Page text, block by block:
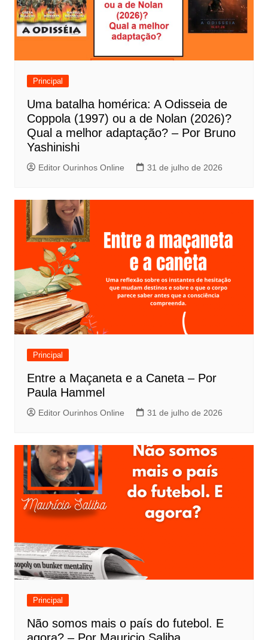
ã
o
d
Principal
Uma batalha homérica: A Odisseia de
Coppola (1997) ou a de Nolan (2026)?
Qual a melhor adaptação? – Por Bruno
Yashinishi
Editor Ourinhos Online 31 de julho de 2026
Principal
Entre a Maçaneta e a Caneta – Por
Paula Hammel
Editor Ourinhos Online 31 de julho de 2026
Principal
Não somos mais o país do futebol. E
agora? – Por Mauricio Saliba